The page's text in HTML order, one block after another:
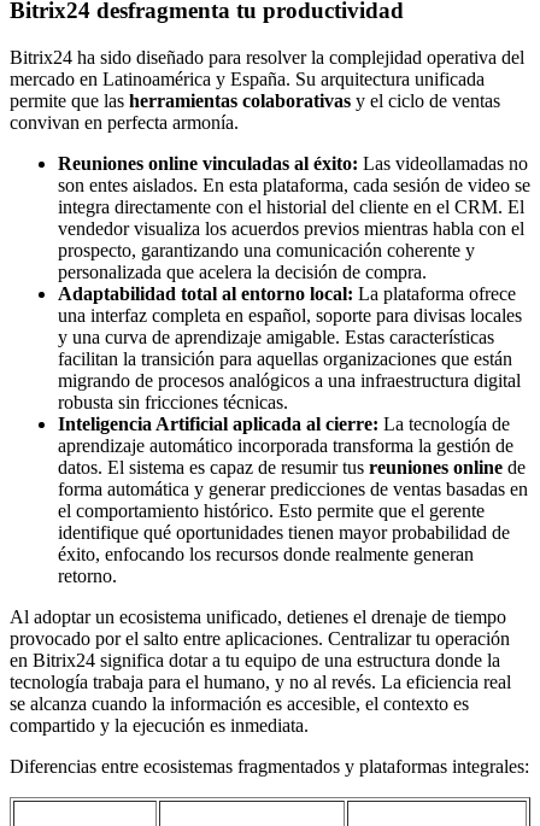
Bitrix24 desfragmenta tu productividad
Bitrix24 ha sido diseñado para resolver la complejidad operativa del
mercado en Latinoamérica y España. Su arquitectura unificada
permite que las herramientas colaborativas y el ciclo de ventas
convivan en perfecta armonía.
Reuniones online vinculadas al éxito: Las videollamadas no
son entes aislados. En esta plataforma, cada sesión de video se
integra directamente con el historial del cliente en el CRM. El
vendedor visualiza los acuerdos previos mientras habla con el
prospecto, garantizando una comunicación coherente y
personalizada que acelera la decisión de compra.
Adaptabilidad total al entorno local: La plataforma ofrece
una interfaz completa en español, soporte para divisas locales
y una curva de aprendizaje amigable. Estas características
facilitan la transición para aquellas organizaciones que están
migrando de procesos analógicos a una infraestructura digital
robusta sin fricciones técnicas.
Inteligencia Artificial aplicada al cierre: La tecnología de
aprendizaje automático incorporada transforma la gestión de
datos. El sistema es capaz de resumir tus reuniones online de
forma automática y generar predicciones de ventas basadas en
el comportamiento histórico. Esto permite que el gerente
identifique qué oportunidades tienen mayor probabilidad de
éxito, enfocando los recursos donde realmente generan
retorno.
Al adoptar un ecosistema unificado, detienes el drenaje de tiempo
provocado por el salto entre aplicaciones. Centralizar tu operación
en Bitrix24 significa dotar a tu equipo de una estructura donde la
tecnología trabaja para el humano, y no al revés. La eficiencia real
se alcanza cuando la información es accesible, el contexto es
compartido y la ejecución es inmediata.
Diferencias entre ecosistemas fragmentados y plataformas integrales: